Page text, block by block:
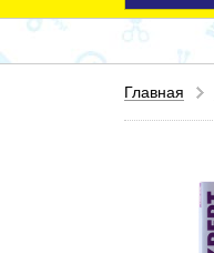
Главная